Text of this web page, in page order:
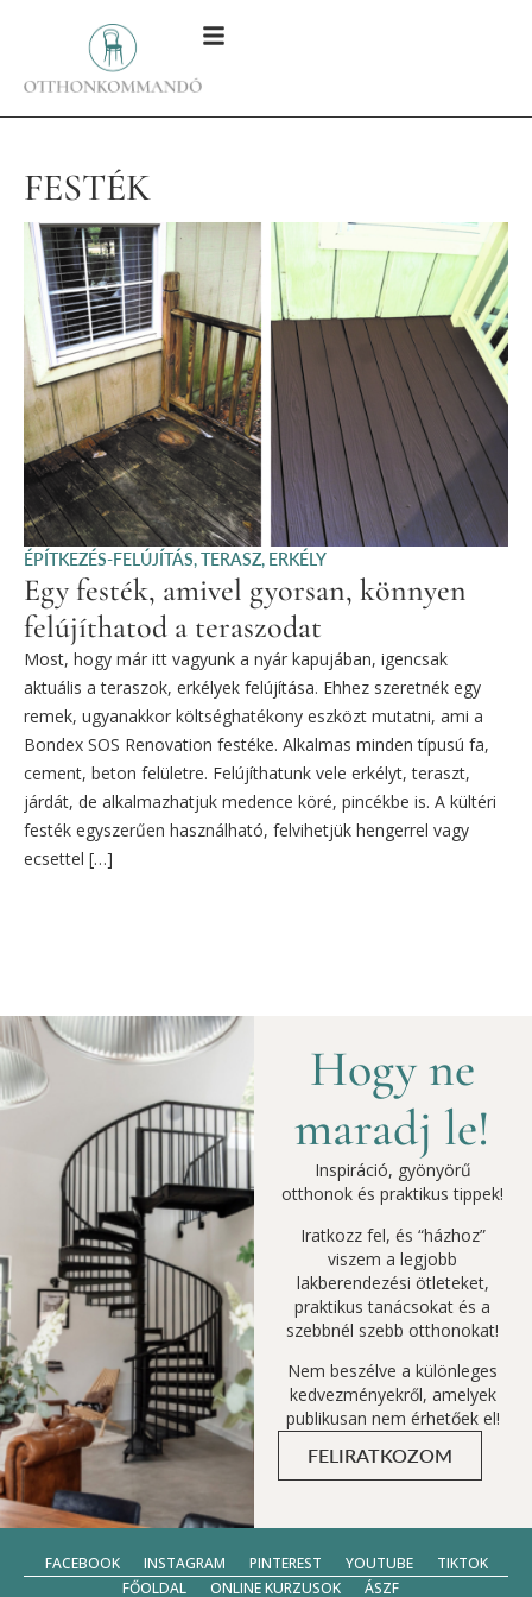
FESTÉK
ÉPÍTKEZÉS-FELÚJÍTÁS,TERASZ, ERKÉLY
Egy festék, amivel gyorsan, könnyen
felújíthatod a teraszodat
Most, hogy már itt vagyunk a nyár kapujában, igencsak
aktuális a teraszok, erkélyek felújítása. Ehhez szeretnék egy
remek, ugyanakkor költséghatékony eszközt mutatni, ami a
Bondex SOS Renovation festéke. Alkalmas minden típusú fa,
cement, beton felületre. Felújíthatunk vele erkélyt, teraszt,
járdát, de alkalmazhatjuk medence köré, pincékbe is. A kültéri
festék egyszerűen használható, felvihetjük hengerrel vagy
ecsettel […]
Hogy ne
maradj le!
Inspiráció, gyönyörű
otthonok és praktikus tippek!
Iratkozz fel, és “házhoz”
viszem a legjobb
lakberendezési ötleteket,
praktikus tanácsokat és a
szebbnél szebb otthonokat!
Nem beszélve a különleges
kedvezményekről, amelyek
publikusan nem érhetőek el!
FELIRATKOZOM
FACEBOOK INSTAGRAM PINTEREST YOUTUBE
TIKTOK
FŐOLDAL
ONLINE KURZUSOK ÁSZF